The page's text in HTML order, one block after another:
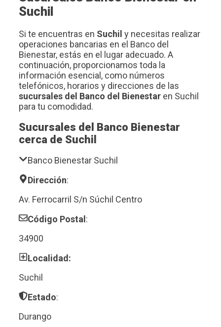
Suchil
Si te encuentras en Suchil y necesitas realizar
operaciones bancarias en el Banco del
Bienestar, estás en el lugar adecuado. A
continuación, proporcionamos toda la
información esencial, como números
telefónicos, horarios y direcciones de las
sucursales del Banco del Bienestar en Suchil
para tu comodidad.
Sucursales del Banco Bienestar
cerca de Suchil
Banco Bienestar Suchil
Dirección:
Av. Ferrocarril S/n Súchil Centro
Código Postal :
34900
Localidad:
Suchil
Estado:
Durango